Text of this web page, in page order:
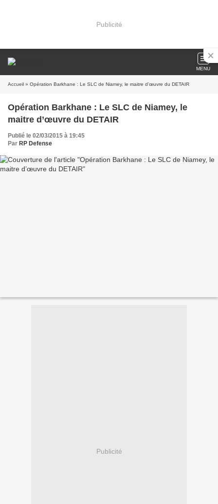
Publicité
MENU
Accueil » Opération Barkhane : Le SLC de Niamey, le maitre d’œuvre du DETAIR
Opération Barkhane : Le SLC de Niamey, le
maitre d’œuvre du DETAIR
Publié le 02/03/2015 à 19:45
Par RP Defense
Publicité